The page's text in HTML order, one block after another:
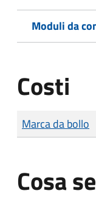
Moduli da
Costi
Tipo di
Importo
Marca da bollo
Cosa